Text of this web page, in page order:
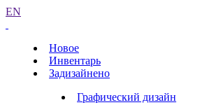
EN
Новое
Инвентарь
Задизайнено
Графический дизайн